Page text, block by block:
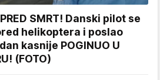
SMRT! Danski pilot se
helikoptera i poslao
kasnije POGINUO U
(FOTO)